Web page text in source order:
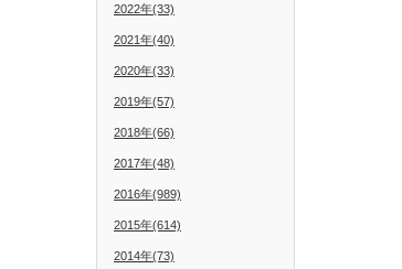
2022年(33)
2021年(40)
2020年(33)
2019年(57)
2018年(66)
2017年(48)
2016年(989)
2015年(614)
2014年(73)